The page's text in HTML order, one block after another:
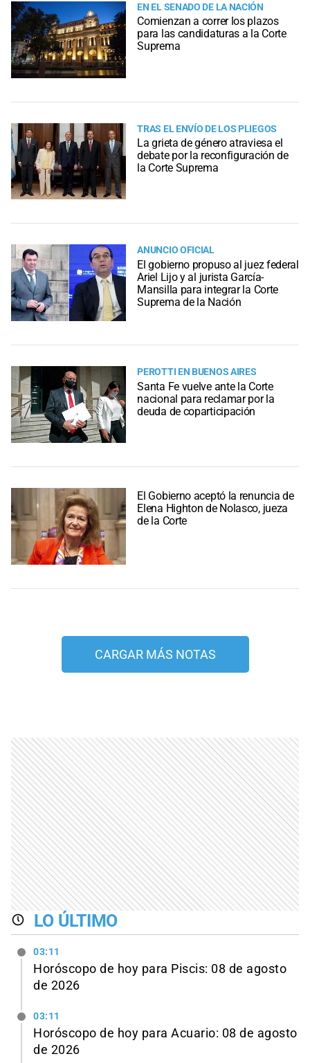
EN EL SENADO DE LA NACIÓN
Comienzan a correr los plazos
para las candidaturas a la Corte
Suprema
TRAS EL ENVÍO DE LOS PLIEGOS
La grieta de género atraviesa el
debate por la reconfiguración de
la Corte Suprema
ANUNCIO OFICIAL
El gobierno propuso al juez federal
Ariel Lijo y al jurista García-
Mansilla para integrar la Corte
Suprema de la Nación
PEROTTI EN BUENOS AIRES
Santa Fe vuelve ante la Corte
nacional para reclamar por la
deuda de coparticipación
El Gobierno aceptó la renuncia de
Elena Highton de Nolasco, jueza
de la Corte
CARGAR MÁS NOTAS
LO ÚLTIMO
03:11
Horóscopo de hoy para Piscis: 08 de agosto
de 2026
03:11
Horóscopo de hoy para Acuario: 08 de agosto
de 2026